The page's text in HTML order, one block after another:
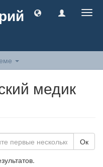
медик
Ок